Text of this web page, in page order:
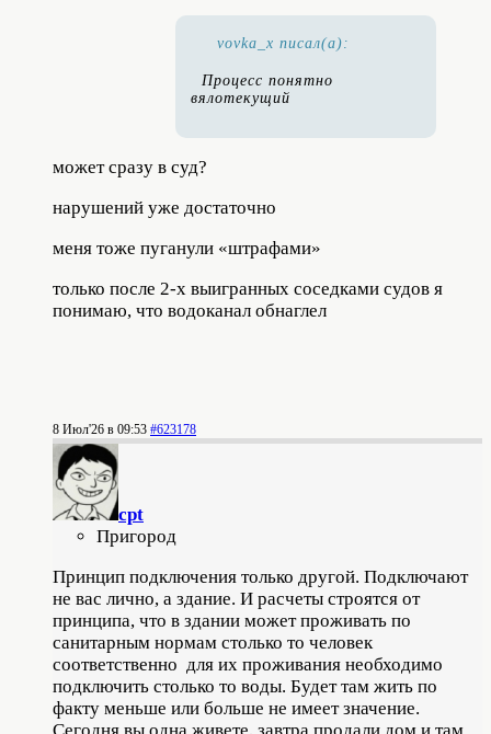
vovka_x писал(а):
Процесс понятно
вялотекущий
может сразу в суд?
нарушений уже достаточно
меня тоже пуганули «штрафами»
только после 2-х выигранных соседками судов я
понимаю, что водоканал обнаглел
8 Июл'26 в 09:53 #623178
cpt
Пригород
Принцип подключения только другой. Подключают
не вас лично, а здание. И расчеты строятся от
принципа, что в здании может проживать по
санитарным нормам столько то человек
соответственно для их проживания необходимо
подключить столько то воды. Будет там жить по
факту меньше или больше не имеет значение.
Сегодня вы одна живете, завтра продали дом и там